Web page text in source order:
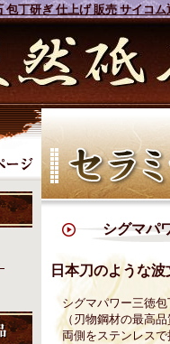
包丁研ぎ 仕上げ 販売 サイコム
シグマパワ
日本刀のような波
シグマパワー三徳包
（刃物鋼材の最高品
両側をステンレスで